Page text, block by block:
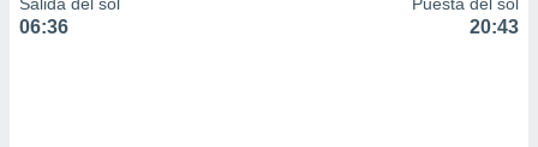
06:36 20:43